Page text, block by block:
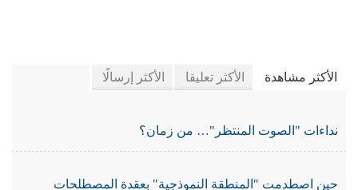
الأكثر مشاهدة الأكثر تعليقا الأكثر إرسالًا
نداءات "الصوت المنتظر"… من زمان؟
حين اصطدمت "المنطقة النموذجية" بعقدة المصطلحات